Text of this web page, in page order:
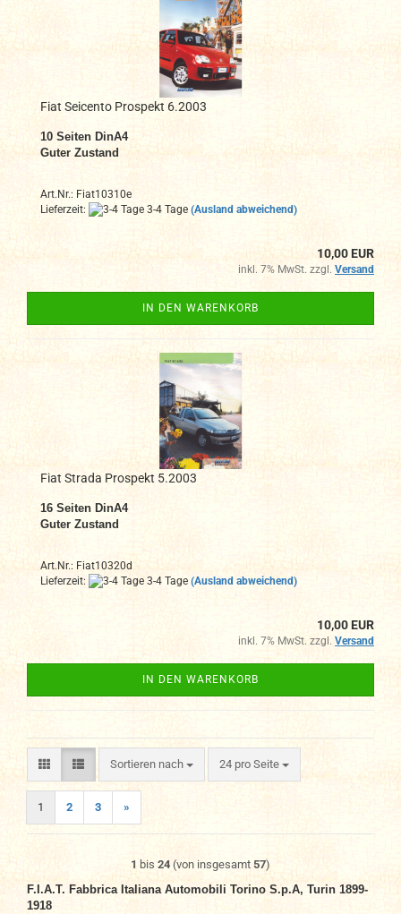
Fiat Seicento Prospekt 6.2003
10 Seiten DinA4
Guter Zustand
Art.Nr.: Fiat10310e
Lieferzeit:
3-4 Tage (Ausland abweichend)
10,00 EUR
inkl. 7% MwSt. zzgl. Versand
IN DEN WARENKORB
Fiat Strada Prospekt 5.2003
16 Seiten DinA4
Guter Zustand
Art.Nr.: Fiat10320d
Lieferzeit:
3-4 Tage (Ausland abweichend)
10,00 EUR
inkl. 7% MwSt. zzgl. Versand
IN DEN WARENKORB
Sortieren nach
Sortieren nach 24 pro Seite
pro Seite
1 2 3 »
1 bis 24 (von insgesamt 57)
F.I.A.T. Fabbrica Italiana Automobili Torino S.p.A, Turin 1899-
1918